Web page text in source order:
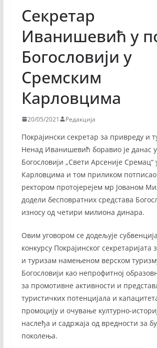
Секретар
Иванишевић у
Богословији у
Сремским
Карловцима
20/05/2021 Редакција
Покрајински секретар за привреду и
Ненад Иванишевић боравио је данас
Богословији „Свети Арсеније
Карловцима и том приликом потписао
ректором протојерејем мр Јованом
додели бесповратних средстава
износу од четири милиона динара.
Овим уговором се додељује
конкурсу Покрајинског секретаријата
и туризам намењеном верском
Богословији као непрофитној
за промотивне активности и
туристичких потенцијала и
промоцију и очување културно-
наслеђа и садржаја од вредности за
поколења.